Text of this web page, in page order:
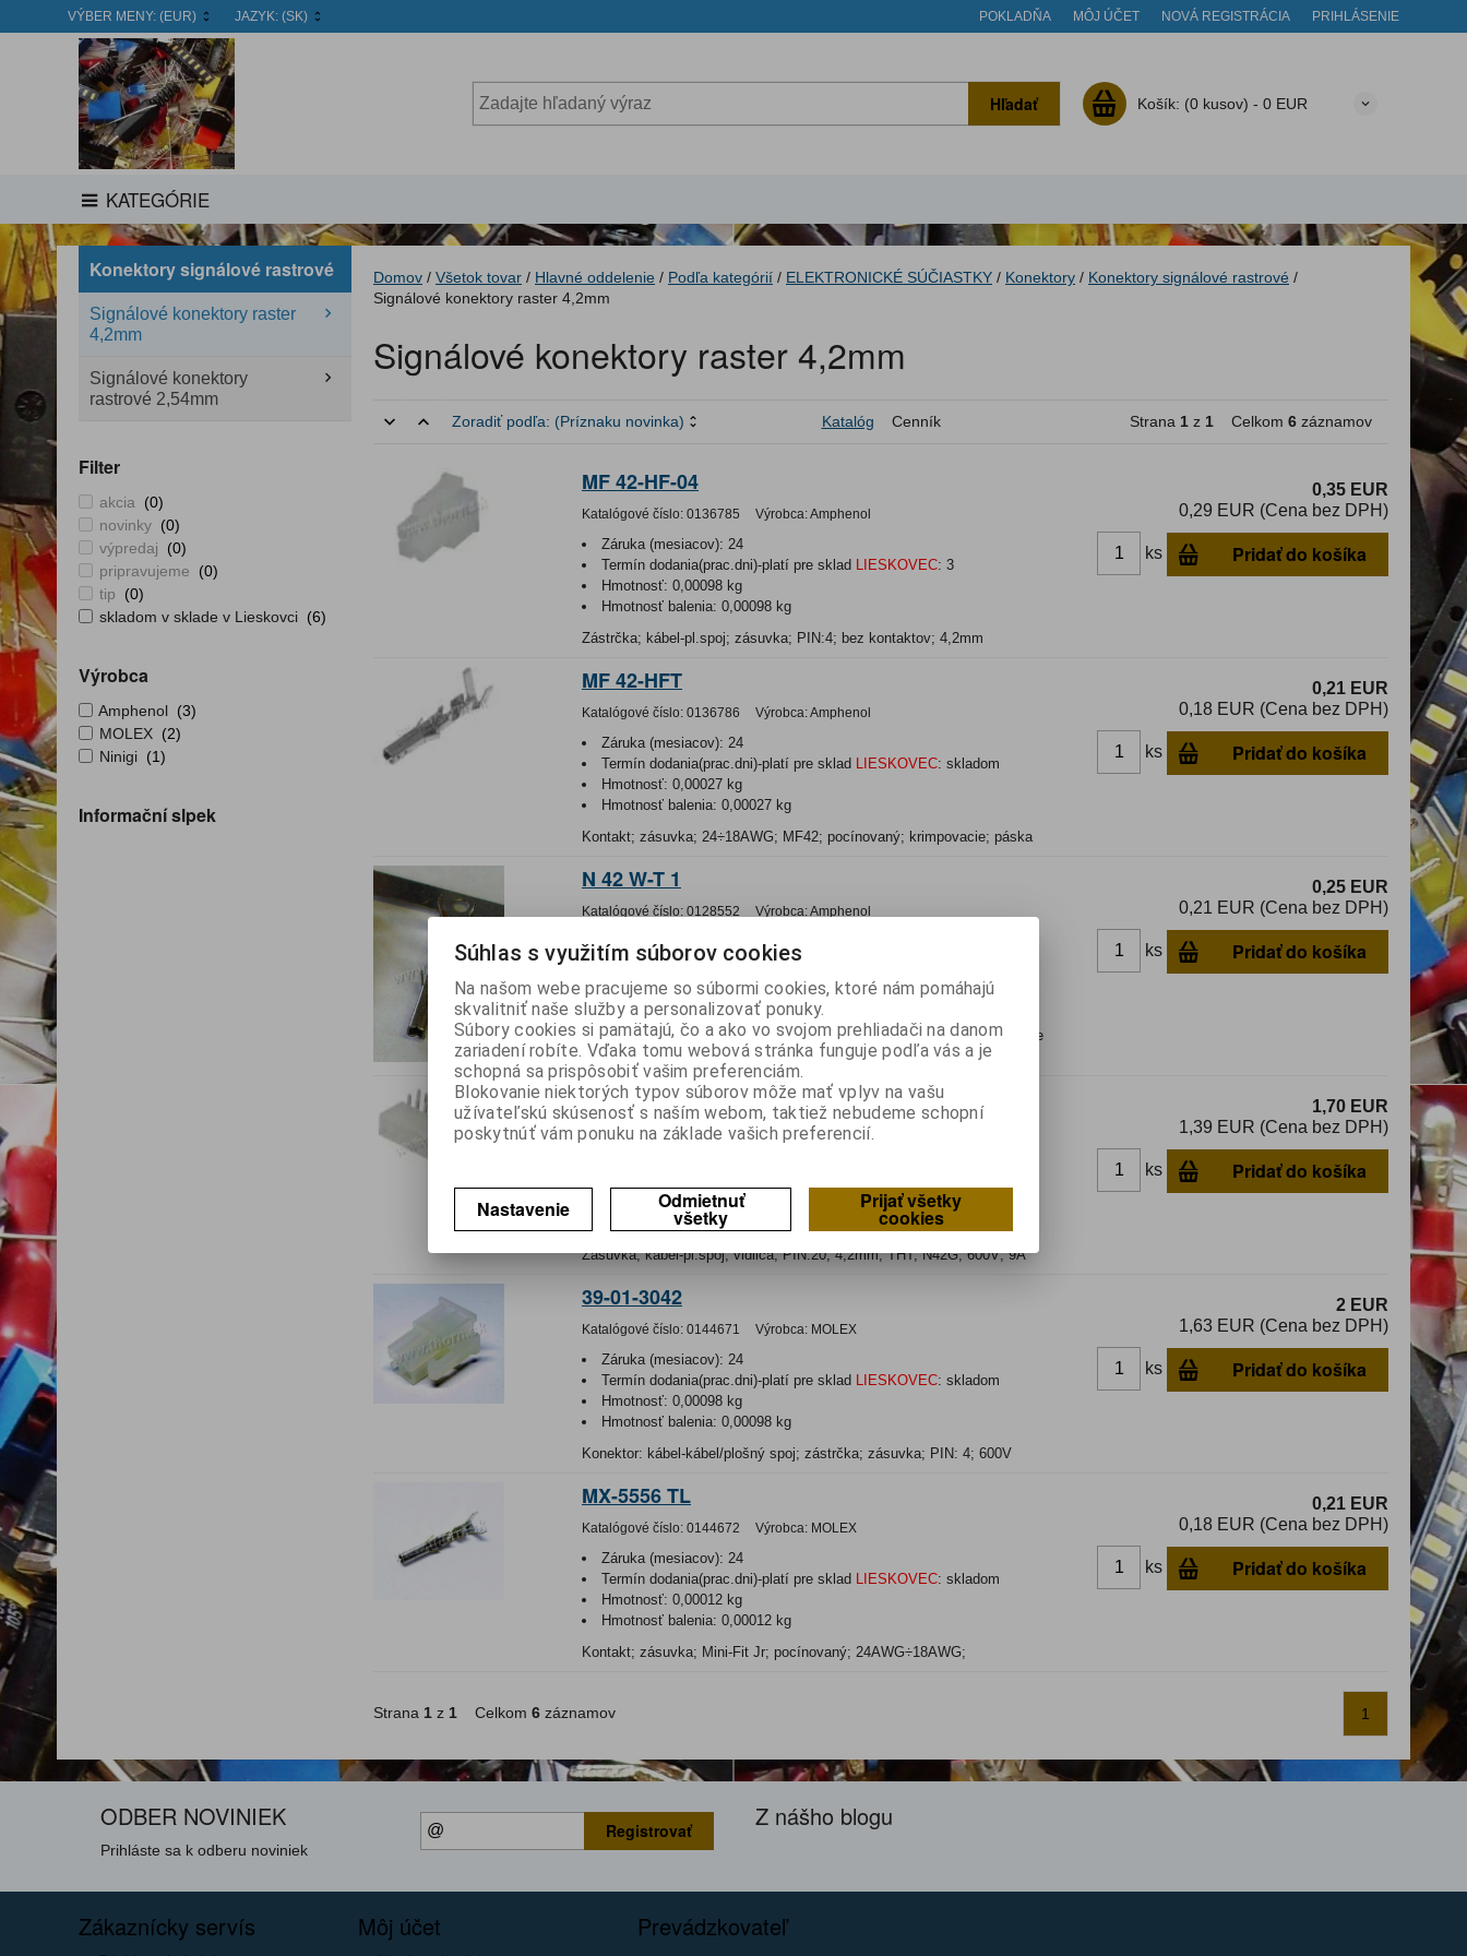
VÝBER MENY: (EUR) JAZYK: (SK) POKLADŇA MÔJ ÚČET NOVÁ REGISTRÁCIA PRIHLÁSENIE
Hľadať Košík: (0 kusov) - 0 EUR
KATEGÓRIE
Konektory signálové rastrové
Signálové konektory raster
4,2mm
Signálové konektory
rastrové 2,54mm
Filter
akcia
(0)
novinky (0)
výpredaj
(0)
pripravujeme
(0)
tip
(0)
skladom v sklade v Lieskovci (6)
Výrobca
Amphenol (3)
MOLEX (2)
Ninigi (1)
Informační slpek
Domov / Všetok tovar / Hlavné oddelenie / Podľa kategórií / ELEKTRONICKÉ SÚČIASTKY / Konektory / Konektory signálové rastrové /
Signálové konektory raster 4,2mm
Signálové konektory raster 4,2mm
Zoradiť podľa: (Príznaku novinka) Katalóg Cenník Strana 1 z 1 Celkom 6 záznamov
MF 42-HF-04
Katalógové číslo: 0136785 Výrobca:Amphenol
Záruka (mesiacov): 24
Termín dodania(prac.dni)-platí pre sklad LIESKOVEC: 3
Hmotnosť: 0,00098 kg
Hmotnosť balenia: 0,00098 kg
Zástrčka; kábel-pl.spoj; zásuvka; PIN:4; bez kontaktov; 4,2mm
0,35 EUR
0,29 EUR (Cena bez DPH)
ks Pridať do košíka
MF 42-HFT
Katalógové číslo: 0136786 Výrobca:Amphenol
Záruka (mesiacov): 24
Termín dodania(prac.dni)-platí pre sklad LIESKOVEC: skladom
Hmotnosť: 0,00027 kg
Hmotnosť balenia: 0,00027 kg
Kontakt; zásuvka; 24÷18AWG; MF42; pocínovaný; krimpovacie; páska
0,21 EUR
0,18 EUR (Cena bez DPH)
ks Pridať do košíka
N 42 W-T 1
Katalógové číslo: 0128552 Výrobca:Amphenol
Záruka (mesiacov):
Termín dodania(prac.dni)-platí pre sklad
Hmotnosť: 0,00028 kg
Hmotnosť balenia:0,00028 kg
Kontakt; zásuvka; 0,32÷0,82mm2; 22÷18AWG; pocínovaný; krimpovacie
0,25 EUR
0,21 EUR (Cena bez DPH)
ks Pridať do košíka
N 42 GK-20
Katalógové číslo:0128550 Výrobca:Ninigi
Hmotnosť:0,00701 kg
Hmotnosť balenia:0,00701 kg
Zásuvka; kábel-pl.spoj; vidlica; PIN:20; 4,2mm; THT; N42G; 600V; 9A
1,70 EUR
1,39 EUR (Cena bez DPH)
ks Pridať do košíka
39-01-3042
Katalógové číslo: 0144671 Výrobca: MOLEX
Záruka (mesiacov): 24
Termín dodania(prac.dni)-platí pre sklad LIESKOVEC: skladom
Hmotnosť: 0,00098 kg
Hmotnosť balenia: 0,00098 kg
Konektor: kábel-kábel/plošný spoj; zástrčka; zásuvka; PIN: 4; 600V
2 EUR
1,63 EUR (Cena bez DPH)
ks Pridať do košíka
MX-5556 TL
Katalógové číslo: 0144672 Výrobca: MOLEX
Záruka (mesiacov): 24
Termín dodania(prac.dni)-platí pre sklad LIESKOVEC: skladom
Hmotnosť: 0,00012 kg
Hmotnosť balenia: 0,00012 kg
Kontakt; zásuvka; Mini-Fit Jr; pocínovaný; 24AWG÷18AWG;
0,21 EUR
0,18 EUR (Cena bez DPH)
ks Pridať do košíka
Strana 1 z 1 Celkom 6 záznamov 1
ODBER NOVINIEK
Prihláste sa k odberu noviniek
Registrovať Z nášho blogu
Zákaznícky servís Môj účet Prevádzkovateľ
Súhlas s využitím súborov cookies
Na našom webe pracujeme so súbormi cookies, ktoré nám pomáhajú
skvalitniť naše služby a personalizovať ponuky.
Súbory cookies si pamätajú, čo a ako vo svojom prehliadači na danom
zariadení robíte. Vďaka tomu webová stránka funguje podľa vás a je
schopná sa prispôsobiť vašim preferenciám.
Blokovanie niektorých typov súborov môže mať vplyv na vašu
užívateľskú skúsenosť s naším webom, taktiež nebudeme schopní
poskytnúť vám ponuku na základe vašich preferencií.
Nastavenie Odmietnuť
všetky
Prijať všetky
cookies